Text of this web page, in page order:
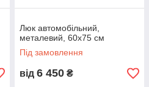
Люк автомобільний,
металевий, 60х75 см
Під замовлення
від 6 450 ₴